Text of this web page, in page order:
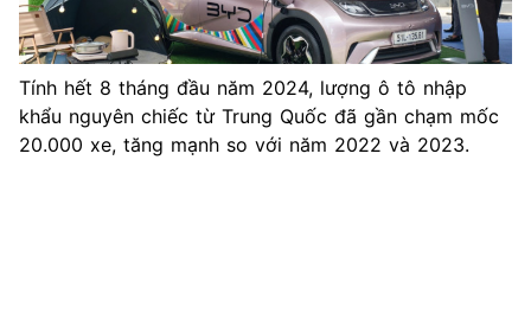
Tính hết 8 tháng đầu năm 2024, lượng ô tô nhập
khẩu nguyên chiếc từ Trung Quốc đã gần chạm mốc
20.000 xe, tăng mạnh so với năm 2022 và 2023.